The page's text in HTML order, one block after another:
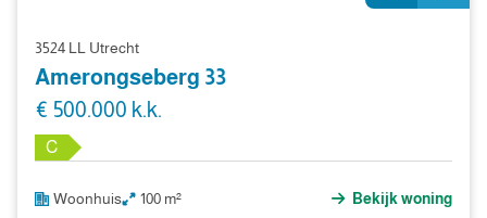
3524 LL Utrecht
Amerongseberg 33
€ 500.000 k.k.
C
Woonhuis 100 m² Bekijk woning